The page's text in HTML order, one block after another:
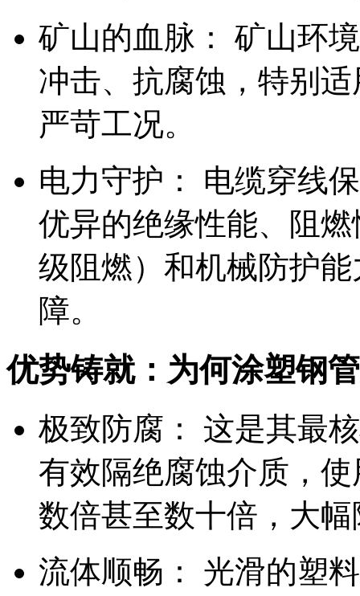
矿山的血脉： 矿山环
冲击、抗腐蚀，特别
严苛工况。
电力守护： 电缆穿线
优异的绝缘性能、阻
级阻燃）和机械防护
障。
优势铸就：为何涂塑钢
极致防腐： 这是其最
有效隔绝腐蚀介质，
数倍甚至数十倍，大
流体顺畅： 光滑的塑